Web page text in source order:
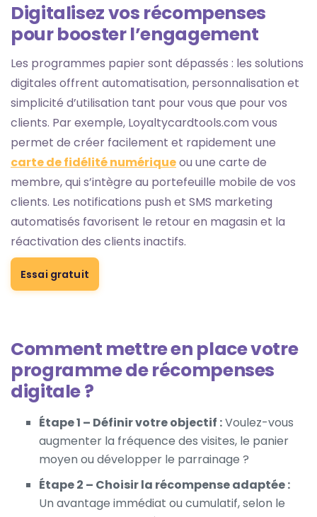
Digitalisez vos récompenses
pour booster l’engagement
Les programmes papier sont dépassés : les solutions
digitales offrent automatisation, personnalisation et
simplicité d’utilisation tant pour vous que pour vos
clients. Par exemple, Loyaltycardtools.com vous
permet de créer facilement et rapidement une
carte de fidélité numériqueou une carte de
membre, qui s’intègre au portefeuille mobile de vos
clients. Les notifications push et SMS marketing
automatisés favorisent le retour en magasin et la
réactivation des clients inactifs.
Essai gratuit
Comment mettre en place votre
programme de récompenses
digitale ?
Étape 1 – Définir votre objectif :Voulez-vous
augmenter la fréquence des visites, le panier
moyen ou développer le parrainage ?
Étape 2 – Choisir la récompense adaptée :
Un avantage immédiat ou cumulatif, selon le